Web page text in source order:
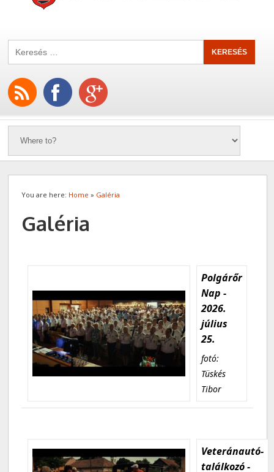
You are here: Home » Galéria
Galéria
Polgárőr
Nap -
2026.
július
25.
fotó:
Tüskés
Tibor
Veteránautó-
találkozó -